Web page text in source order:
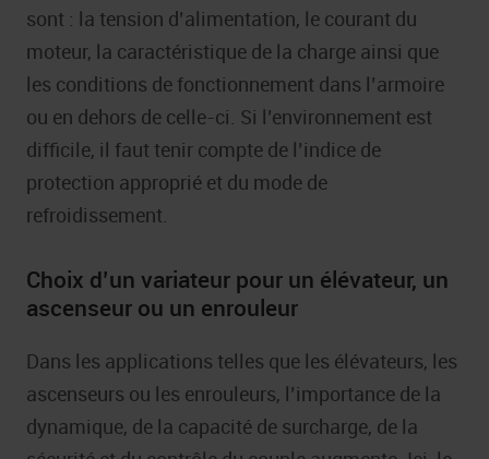
sont : la tension d’alimentation, le courant du
moteur, la caractéristique de la charge ainsi que
les conditions de fonctionnement dans l’armoire
ou en dehors de celle-ci. Si l’environnement est
difficile, il faut tenir compte de l’indice de
protection approprié et du mode de
refroidissement.
Choix d’un variateur pour un élévateur, un
ascenseur ou un enrouleur
Dans les applications telles que les élévateurs, les
ascenseurs ou les enrouleurs, l’importance de la
dynamique, de la capacité de surcharge, de la